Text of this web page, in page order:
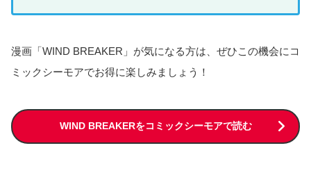
漫画「WIND BREAKER」が気になる方は、ぜひこの機会にコ
ミックシーモアでお得に楽しみましょう！
WIND BREAKERをコミックシーモアで読む